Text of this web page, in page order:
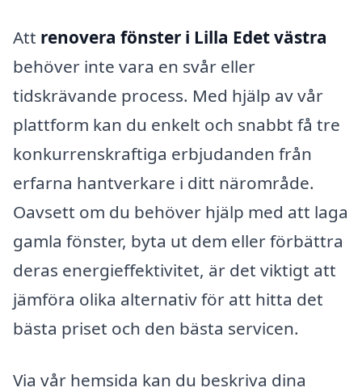
Att renovera fönster i Lilla Edet västra
behöver inte vara en svår eller
tidskrävande process. Med hjälp av vår
plattform kan du enkelt och snabbt få tre
konkurrenskraftiga erbjudanden från
erfarna hantverkare i ditt närområde.
Oavsett om du behöver hjälp med att laga
gamla fönster, byta ut dem eller förbättra
deras energieffektivitet, är det viktigt att
jämföra olika alternativ för att hitta det
bästa priset och den bästa servicen.
Via vår hemsida kan du beskriva dina